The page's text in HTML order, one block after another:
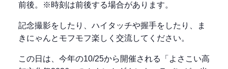
前後。※時刻は前後する場合があります。
記念撮影をしたり、ハイタッチや握手をしたり、ま
きにゃんとモフモフ楽しく交流してください。
この日は、今年の10/25から開催される「よさこい高